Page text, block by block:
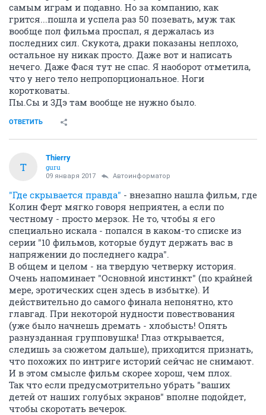
самым играм и подавно. Но за компанию, как
грится...пошла и успела раз 50 позевать, муж так
вообще пол фильма проспал, я держалась из
последних сил. Скукота, драки показаны неплохо,
остальное ну никак просто. Даже вот и написать
нечего. Даже Фася тут не спас. Я наоборот отметила,
что у него тело непропорциональное. Ноги
коротковаты.
Пы.Сы и 3Дэ там вообще не нужно было.
ОТВЕТИТЬ
T
Thierry
guru
09 января 2017 Автоинформатор
"Где скрывается правда" - внезапно нашла фильм, где
Колин Ферт мягко говоря неприятен, а если по
честному - просто мерзок. Не то, чтобы я его
специально искала - попался в каком-то списке из
серии "10 фильмов, которые будут держать вас в
напряжении до последнего кадра".
В общем и целом - на твердую четверку история.
Очень напоминает "Основной инстинкт" (по крайней
мере, эротических сцен здесь в избытке). И
действительно до самого финала непонятно, кто
главгад. При некоторой нудности повествования
(уже было начнешь дремать - хлобысть! Опять
разнузданная групповушка! Глаз открывается,
следишь за сюжетом дальше), приходится признать,
что похожих по интриге историй сейчас не снимают.
И в этом смысле фильм скорее хорош, чем плох.
Так что если предусмотрительно убрать "ваших
детей от наших голубых экранов" вполне подойдет,
чтобы скоротать вечерок.